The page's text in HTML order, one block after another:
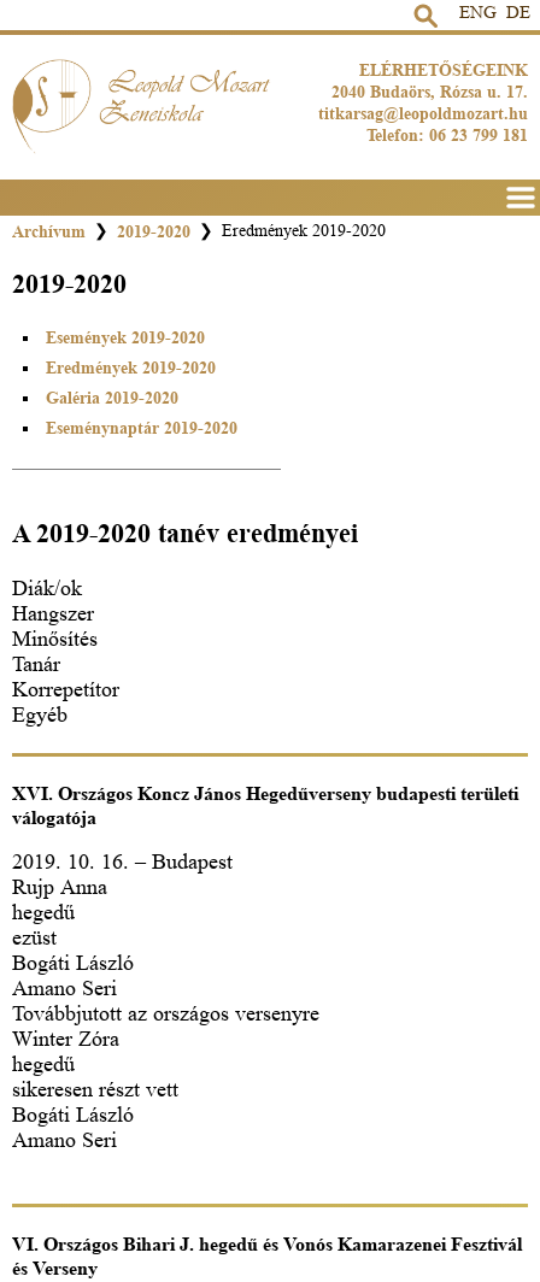
ENG DE
ELÉRHETŐSÉGEINK
2040 Budaörs, Rózsa u. 17.
titkarsag@leopoldmozart.hu
Telefon: 06 23 799 181
Archívum
❯ 2019-2020 ❯ Eredmények 2019-2020
2019-2020
Események 2019-2020
Eredmények 2019-2020
Galéria 2019-2020
Eseménynaptár 2019-2020
A 2019-2020 tanév eredményei
Diák/ok
Hangszer
Minősítés
Tanár
Korrepetítor
Egyéb
XVI. Országos Koncz János Hegedűverseny budapesti területi
válogatója
2019. 10. 16. – Budapest
Rujp Anna
hegedű
ezüst
Bogáti László
Amano Seri
Továbbjutott az országos versenyre
Winter Zóra
hegedű
sikeresen részt vett
Bogáti László
Amano Seri
VI. Országos Bihari J. hegedű és Vonós Kamarazenei Fesztivál
és Verseny